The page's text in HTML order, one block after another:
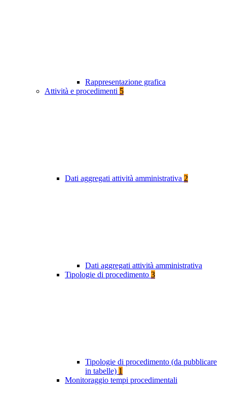
Rappresentazione grafica
Attività e procedimenti 5
Dati aggregati attività amministrativa 2
Dati aggregati attività amministrativa
Tipologie di procedimento 3
Tipologie di procedimento (da pubblicare
in tabelle) 1
Monitoraggio tempi procedimentali